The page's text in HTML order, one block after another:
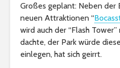
Großes geplant: Neben der
neuen Attraktionen “
wird auch der “Flash
dachte, der Park würde
einlegen, hat sich geirrt.